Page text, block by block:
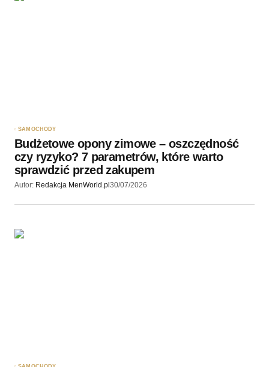
SAMOCHODY
Budżetowe opony zimowe – oszczędność
czy ryzyko? 7 parametrów, które warto
sprawdzić przed zakupem
Autor: Redakcja MenWorld.pl 30/07/2026